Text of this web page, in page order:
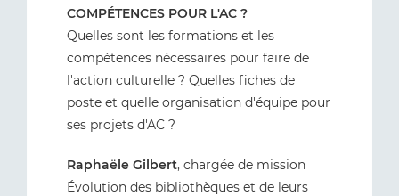
COMPÉTENCES POUR L'AC ?
Quelles sont les formations et les
compétences nécessaires pour faire de
l'action culturelle ? Quelles fiches de
poste et quelle organisation d'équipe pour
ses projets d'AC ?
Raphaële Gilbert, chargée de mission
Évolution des bibliothèques et de leurs